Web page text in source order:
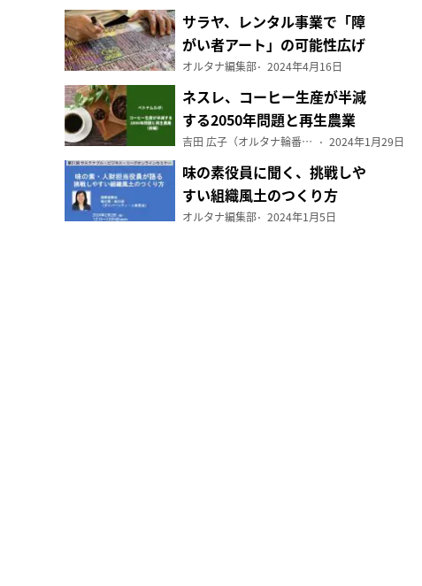
サラヤ、レンタル事業で「障
がい者アート」の可能性広げ
る
オルタナ編集部 2024年4月16日
ネスレ、コーヒー生産が半減
する2050年問題と再生農業
（前編）
吉田 広子（オルタナ輪番編集長） 2024年1月29日
味の素役員に聞く、挑戦しや
すい組織風土のつくり方
オルタナ編集部 2024年1月5日